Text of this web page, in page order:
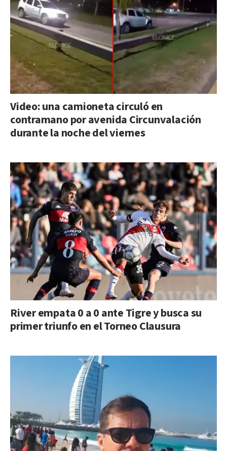
Video: una camioneta circuló en
contramano por avenida Circunvalación
durante la noche del viernes
River empata 0 a 0 ante Tigre y busca su
primer triunfo en el Torneo Clausura